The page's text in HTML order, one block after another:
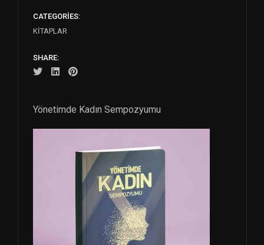
CATEGORIES:
KITAPLAR
SHARE:
Yönetimde Kadın Sempozyumu